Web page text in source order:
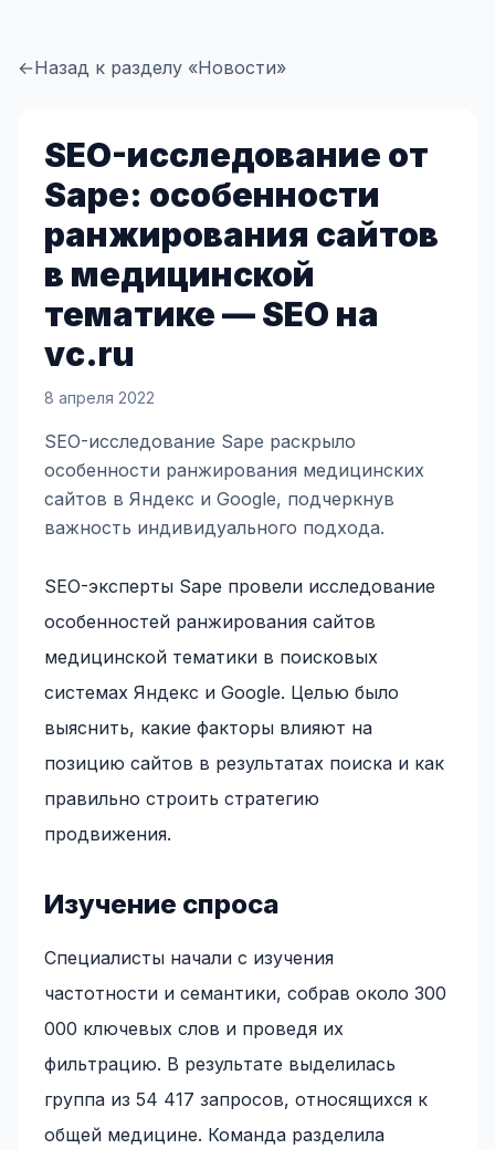
←Назад к разделу «Новости»
SEO-исследование от
Sape: особенности
ранжирования сайтов
в медицинской
тематике — SEO на
vc.ru
8 апреля 2022
SEO-исследование Sape раскрыло
особенности ранжирования медицинских
сайтов в Яндекс и Google, подчеркнув
важность индивидуального подхода.
SEO-эксперты Sape провели исследование
особенностей ранжирования сайтов
медицинской тематики в поисковых
системах Яндекс и Google. Целью было
выяснить, какие факторы влияют на
позицию сайтов в результатах поиска и как
правильно строить стратегию
продвижения.
Изучение спроса
Специалисты начали с изучения
частотности и семантики, собрав около 300
000 ключевых слов и проведя их
фильтрацию. В результате выделилась
группа из 54 417 запросов, относящихся к
общей медицине. Команда разделила